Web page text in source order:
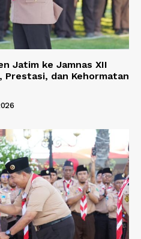
Jatim ke Jamnas XII
Prestasi, dan Kehormatan